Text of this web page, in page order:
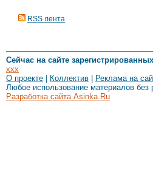
RSS лента
Сейчас на сайте
xxx
О проекте
Коллектив Реклама на
Любое использование материалов без
Разработка сайта Asinka.Ru